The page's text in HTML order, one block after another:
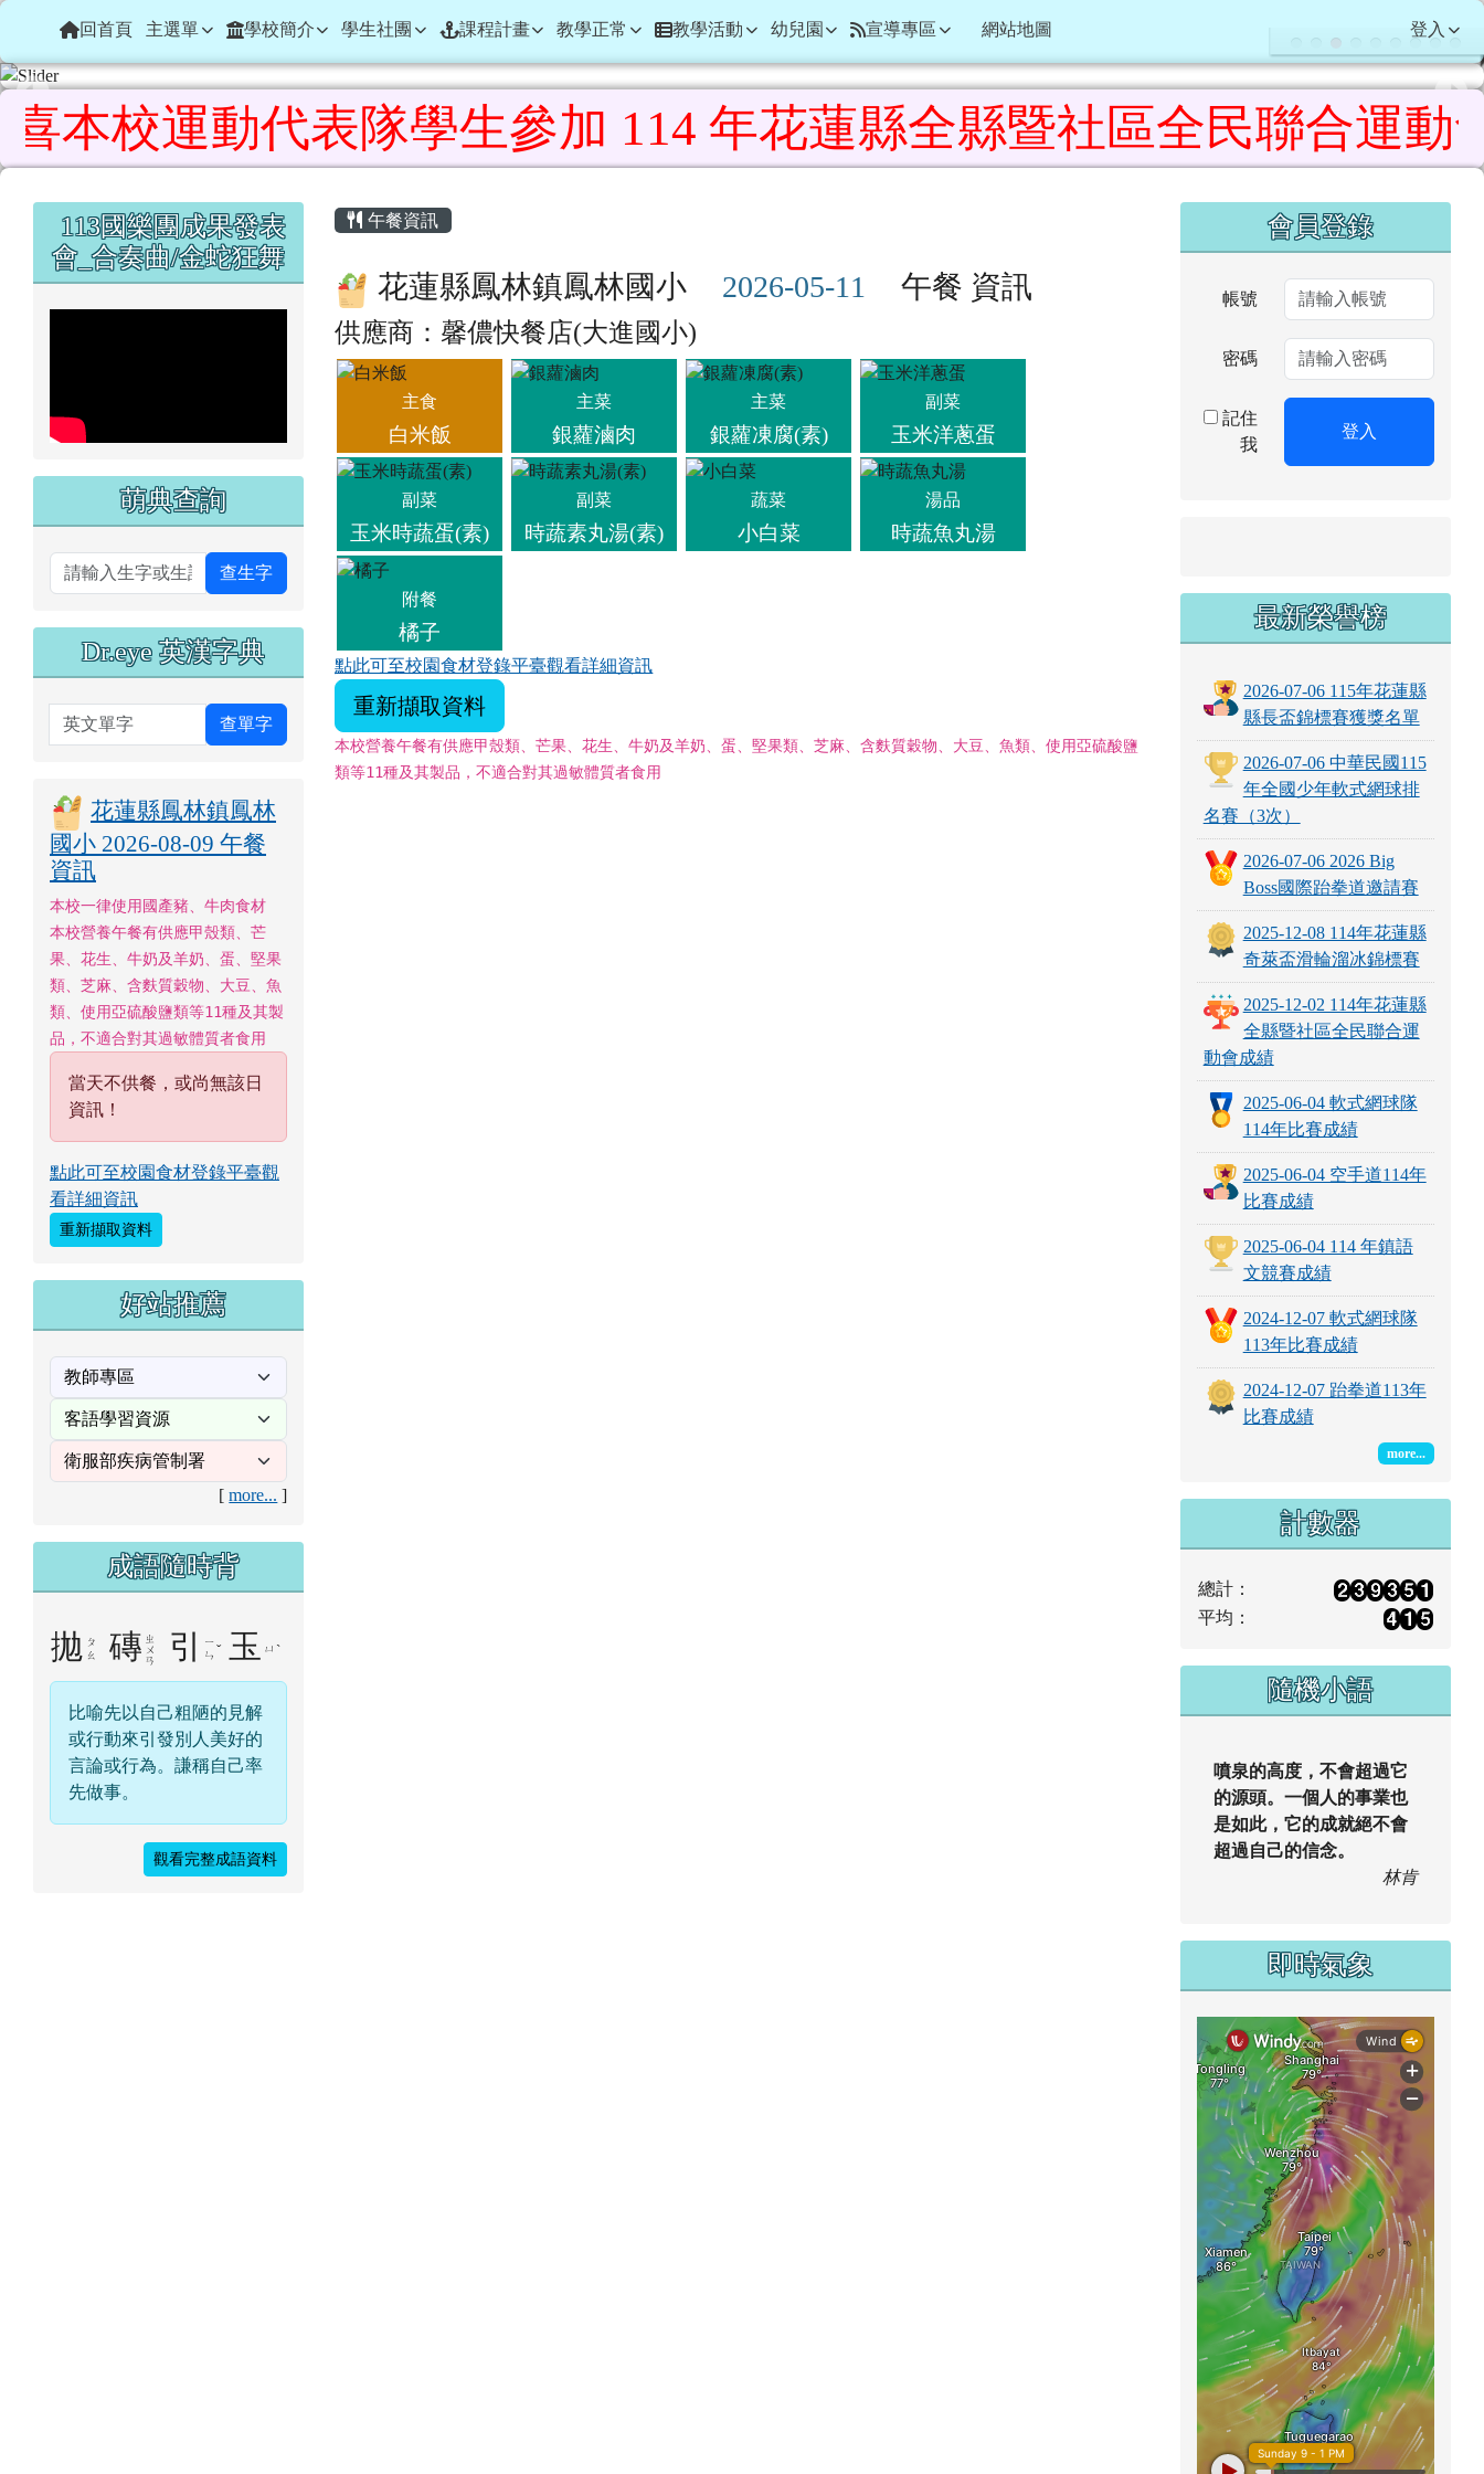
跳至主內容區
花蓮縣鳳林鎮鳳林國民小學
導覽列回首頁 主選單 學校簡介 學生社團 課程計畫 教學正常 教學活動 幼兒園 宣導專區 網站地圖 登入
校運動代表隊學生參加 114 年花蓮縣全縣暨社區全民聯合運動會
左邊區域內容
113國樂團成果發表
會_合奏曲/金蛇狂舞
萌典查詢
查生字
Dr.eye 英漢字典
英文單字 查單字
花蓮縣鳳林鎮鳳林
國小 2026-08-09 午餐
資訊
本校一律使用國產豬、牛肉食材
本校營養午餐有供應甲殼類、芒
果、花生、牛奶及羊奶、蛋、堅果
類、芝麻、含麩質穀物、大豆、魚
類、使用亞硫酸鹽類等11種及其製
品，不適合對其過敏體質者食用
當天不供餐，或尚無該日
資訊！
點此可至校園食材登錄平臺觀
看詳細資訊
重新擷取資料
好站推薦
[more... ]
成語隨時背
拋 ㄆ
ㄠ
磚 ㄓ
ㄨ
ㄢ
引
ㄧ
ㄣ ˇ 玉 ㄩ ˋ
比喻先以自己粗陋的見解
或行動來引發別人美好的
言論或行為。謙稱自己率
先做事。
觀看完整成語資料
主內容區域
午餐資訊
花蓮縣鳳林鎮鳳林國小 午餐 資訊
供應商：馨儂快餐店(大進國小)
主食
白米飯
主菜
銀蘿滷肉
主菜
銀蘿凍腐(素)
副菜
玉米洋蔥蛋
副菜
玉米時蔬蛋(素)
副菜
時蔬素丸湯(素)
蔬菜
小白菜
湯品
時蔬魚丸湯
附餐
橘子
點此可至校園食材登錄平臺觀看詳細資訊
重新擷取資料
本校營養午餐有供應甲殼類、芒果、花生、牛奶及羊奶、蛋、堅果類、芝麻、含麩質穀物、大豆、魚類、使用亞硫酸鹽
類等11種及其製品，不適合對其過敏體質者食用
右邊區域內容
會員登錄
帳號
密碼
記住
我
登入
最新榮譽榜
2026-07-06 115年花蓮縣
縣長盃錦標賽獲獎名單
2026-07-06 中華民國115
年全國少年軟式網球排
名賽（3次）
2026-07-06 2026 Big
Boss國際跆拳道邀請賽
2025-12-08 114年花蓮縣
奇萊盃滑輪溜冰錦標賽
2025-12-02 114年花蓮縣
全縣暨社區全民聯合運
動會成績
2025-06-04 軟式網球隊
114年比賽成績
2025-06-04 空手道114年
比賽成績
2025-06-04 114 年鎮語
文競賽成績
2024-12-07 軟式網球隊
113年比賽成績
2024-12-07 跆拳道113年
比賽成績
more...
計數器
總計：
平均：
隨機小語
噴泉的高度，不會超過它
的源頭。一個人的事業也
是如此，它的成就絕不會
超過自己的信念。
林肯
即時氣象
頁尾區域